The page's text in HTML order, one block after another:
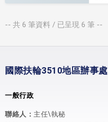
-- 共 6 筆資料 / 已呈現 6 筆 --
國際扶輪3510地區辦事處
一般行政
聯絡人： 主任\執秘